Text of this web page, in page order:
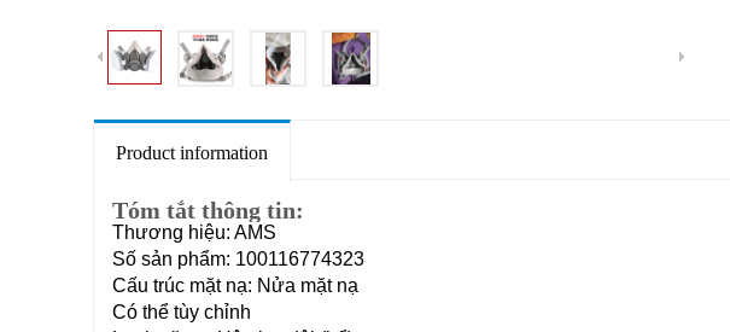
Product information
Tóm tắt thông tin:
Thương hiệu: AMS
Số sản phẩm: 100116774323
Cấu trúc mặt nạ: Nửa mặt nạ
Có thể tùy chỉnh